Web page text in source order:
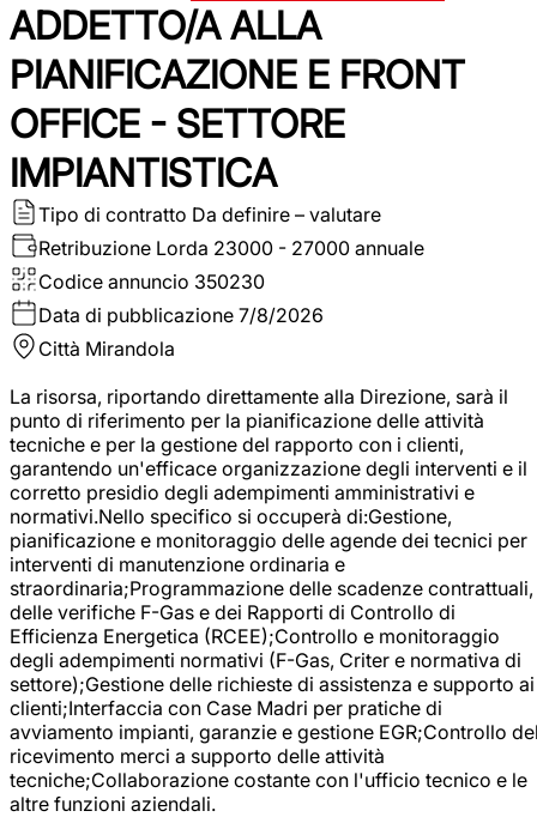
ADDETTO/A ALLA
PIANIFICAZIONE E FRONT
OFFICE - SETTORE
IMPIANTISTICA
Tipo di contratto Da definire – valutare
Retribuzione Lorda 23000 - 27000 annuale
Codice annuncio 350230
Data di pubblicazione 7/8/2026
Città Mirandola
La risorsa, riportando direttamente alla Direzione, sarà il
punto di riferimento per la pianificazione delle attività
tecniche e per la gestione del rapporto con i clienti,
garantendo un'efficace organizzazione degli interventi e il
corretto presidio degli adempimenti amministrativi e
normativi.Nello specifico si occuperà di:Gestione,
pianificazione e monitoraggio delle agende dei tecnici per
interventi di manutenzione ordinaria e
straordinaria;Programmazione delle scadenze contrattuali,
delle verifiche F-Gas e dei Rapporti di Controllo di
Efficienza Energetica (RCEE);Controllo e monitoraggio
degli adempimenti normativi (F-Gas, Criter e normativa di
settore);Gestione delle richieste di assistenza e supporto ai
clienti;Interfaccia con Case Madri per pratiche di
avviamento impianti, garanzie e gestione EGR;Controllo
ricevimento merci a supporto delle attività
tecniche;Collaborazione costante con l'ufficio tecnico e le
altre funzioni aziendali.